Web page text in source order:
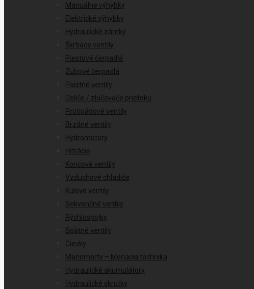
Manuálne výhybky
Elektrické výhybky
Hydraulické zámky
Škrtiace ventily
Piestové čerpadlá
Zubové čerpadlá
Poistné ventily
Deliče / zlučovače prietoku
Protipádové ventily
Brzdné ventily
Hydromotory
Filtrácie
Koncové ventily
Vzduchové chladiče
Kulové ventily
Sekvenčné ventily
Rýchlospojky
Spätné ventily
Cievky
Manomerty – Meriacia technika
Hydraulické akumulátory
Hydraulické skrutky